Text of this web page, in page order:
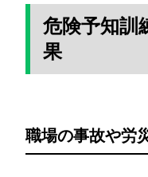
危険予知訓
果
職場の事故や労